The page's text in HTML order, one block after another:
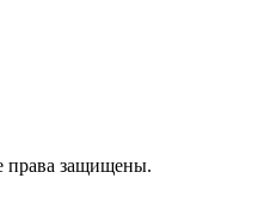
защищены.